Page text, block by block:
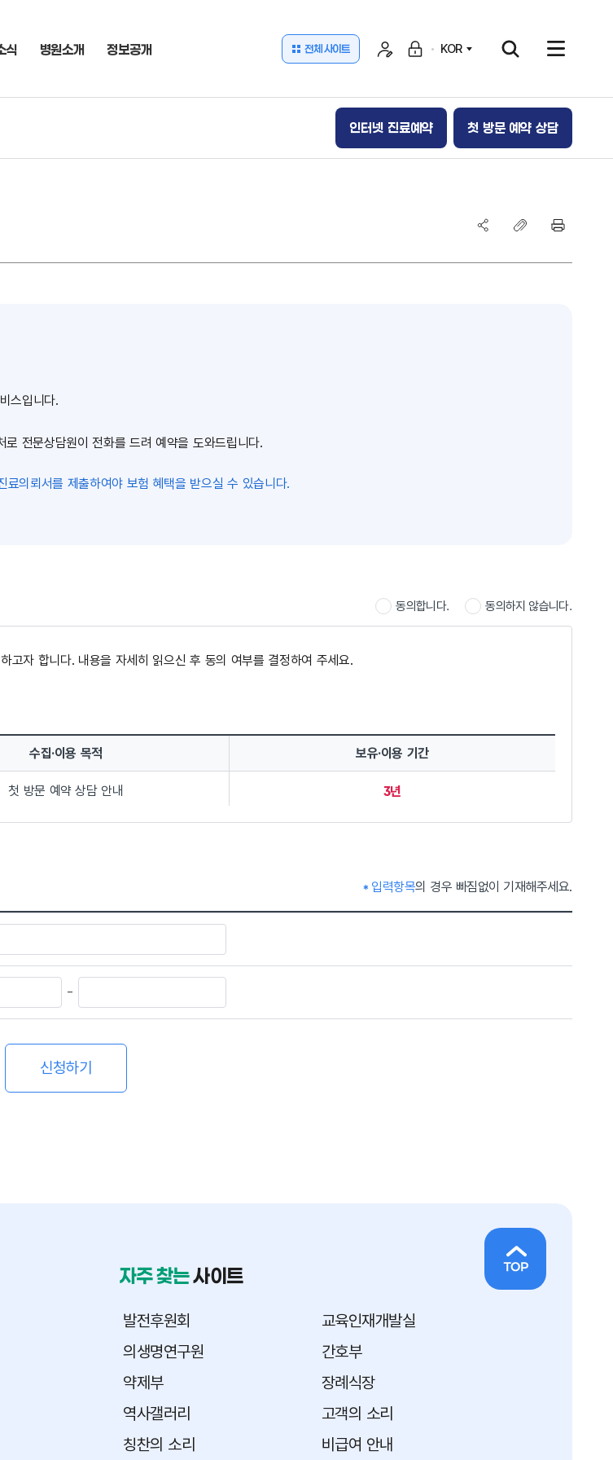
전체 사이트 KOR
식 병원소개 정보공개
​인터넷 진료예약 첫 방문 예약 상담
스입니다.
전문상담원이 전화를 드려 예약을 도와드립니다​.
의뢰서를 제출하여야 보험 혜택을 받으실 수 있습니다.
고자 합니다. 내용을 자세히 읽으신 후 동의 여부를 결정하여 주세요.
수집·이용 목적 보유·이용 기간
첫 방문 예약 상담 안내 3년
동의합니다. 동의하지 않습니다.
입력항목의 경우 빠짐없이 기재해주세요.
-
신청하기
자주 찾는사이트
발전후원회
교육인재개발실
의생명연구원
간호부
약제부
장례식장
역사갤러리
고객의 소리
칭찬의 소리
비급여 안내